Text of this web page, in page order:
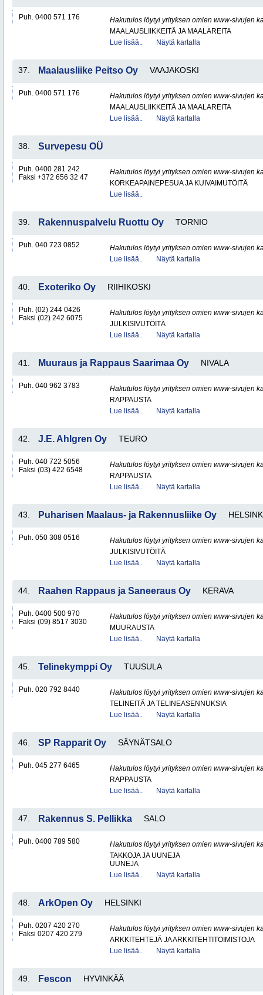
Puh. 0400 571 176
Hakutulos löytyi yrityksen omien www-sivujen
MAALAUSLIIKKEITÄ JA MAALAREITA
Lue lisää..
Näytä kartalla
37. Maalausliike Peitso Oy VAAJAKOSKI
Puh. 0400 571 176
Hakutulos löytyi yrityksen omien www-sivujen
MAALAUSLIIKKEITÄ JA MAALAREITA
Lue lisää..
Näytä kartalla
38. Survepesu OÜ
Puh. 0400 281 242
Faksi +372 656 32 47
Hakutulos löytyi yrityksen omien www-sivujen
KORKEAPAINEPESUA JA KUIVAIMUTÖITÄ
Lue lisää..
39. Rakennuspalvelu Ruottu Oy TORNIO
Puh. 040 723 0852
Hakutulos löytyi yrityksen omien www-sivujen
Lue lisää..
Näytä kartalla
40. Exoteriko Oy RIIHIKOSKI
Puh. (02) 244 0426
Faksi (02) 242 6075
Hakutulos löytyi yrityksen omien www-sivujen
JULKISIVUTÖITÄ
Lue lisää..
Näytä kartalla
41. Muuraus ja Rappaus Saarimaa Oy NIVALA
Puh. 040 962 3783
Hakutulos löytyi yrityksen omien www-sivujen
RAPPAUSTA
Lue lisää..
Näytä kartalla
42. J.E. Ahlgren Oy TEURO
Puh. 040 722 5056
Faksi (03) 422 6548
Hakutulos löytyi yrityksen omien www-sivujen
RAPPAUSTA
Lue lisää..
Näytä kartalla
43. Puharisen Maalaus- ja Rakennusliike Oy
Puh. 050 308 0516
Hakutulos löytyi yrityksen omien www-sivujen
JULKISIVUTÖITÄ
Lue lisää..
Näytä kartalla
44. Raahen Rappaus ja Saneeraus Oy KERAVA
Puh. 0400 500 970
Faksi (09) 8517 3030
Hakutulos löytyi yrityksen omien www-sivujen
MUURAUSTA
Lue lisää..
Näytä kartalla
45. Telinekymppi Oy TUUSULA
Puh. 020 792 8440
Hakutulos löytyi yrityksen omien www-sivujen
TELINEITÄ JA TELINEASENNUKSIA
Lue lisää..
Näytä kartalla
46. SP Rapparit Oy SÄYNÄTSALO
Puh. 045 277 6465
Hakutulos löytyi yrityksen omien www-sivujen
RAPPAUSTA
Lue lisää..
Näytä kartalla
47. Rakennus S. Pellikka SALO
Puh. 0400 789 580
Hakutulos löytyi yrityksen omien www-sivujen
TAKKOJA JA UUNEJA
UUNEJA
Lue lisää..
Näytä kartalla
48. ArkOpen Oy HELSINKI
Puh. 0207 420 270
Faksi 0207 420 279
Hakutulos löytyi yrityksen omien www-sivujen
ARKKITEHTEJÄ JA ARKKITEHTITOIMISTOJA
Lue lisää..
Näytä kartalla
49. Fescon HYVINKÄÄ